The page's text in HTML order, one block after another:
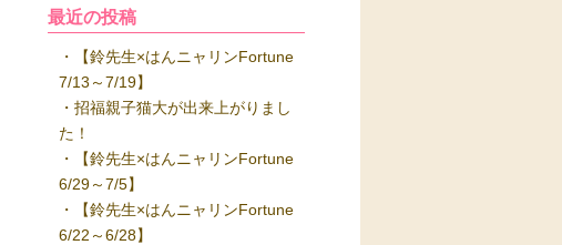
最近の投稿
【鈴先生×はんニャリンFortune
7/13～7/19】
招福親子猫大が出来上がりまし
た！
【鈴先生×はんニャリンFortune
6/29～7/5】
【鈴先生×はんニャリンFortune
6/22～6/28】